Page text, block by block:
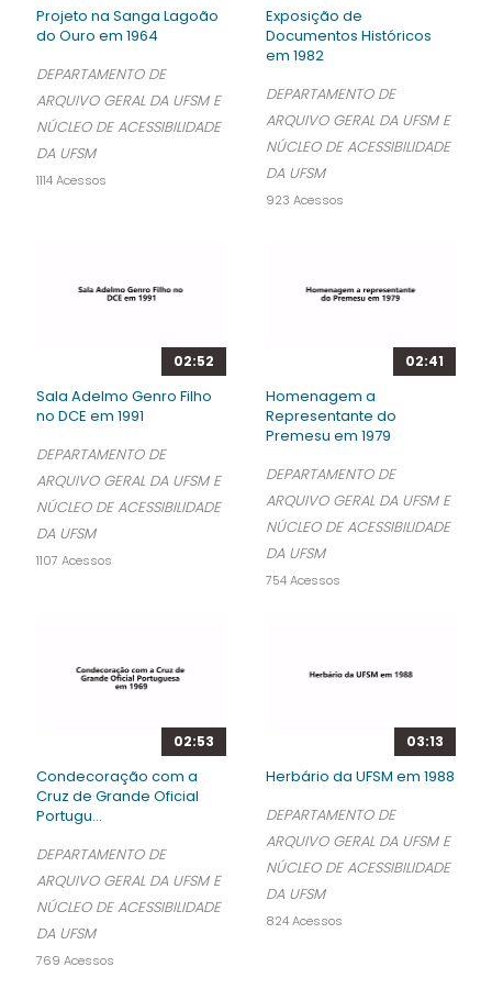
Projeto na Sanga Lagoão
do Ouro em 1964
DEPARTAMENTO DE
ARQUIVO GERAL DA UFSM E
NÚCLEO DE ACESSIBILIDADE
DA UFSM
1114 Acessos
Exposição de
Documentos Históricos
em 1982
DEPARTAMENTO DE
ARQUIVO GERAL DA UFSM E
NÚCLEO DE ACESSIBILIDADE
DA UFSM
923 Acessos
02:52
Sala Adelmo Genro Filho
no DCE em 1991
DEPARTAMENTO DE
ARQUIVO GERAL DA UFSM E
NÚCLEO DE ACESSIBILIDADE
DA UFSM
1107 Acessos
02:41
Homenagem a
Representante do
Premesu em 1979
DEPARTAMENTO DE
ARQUIVO GERAL DA UFSM E
NÚCLEO DE ACESSIBILIDADE
DA UFSM
754 Acessos
02:53
Condecoração com a
Cruz de Grande Oficial
Portugu...
DEPARTAMENTO DE
ARQUIVO GERAL DA UFSM E
NÚCLEO DE ACESSIBILIDADE
DA UFSM
769 Acessos
03:13
Herbário da UFSM em 1988
DEPARTAMENTO DE
ARQUIVO GERAL DA UFSM E
NÚCLEO DE ACESSIBILIDADE
DA UFSM
824 Acessos